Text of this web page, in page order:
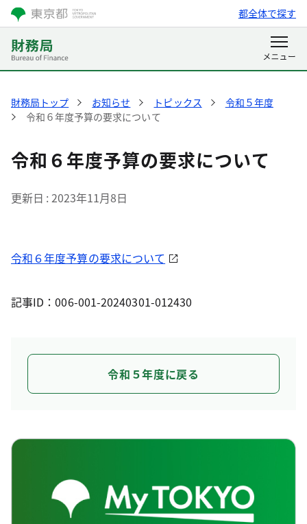
都全体で探す
財務局トップ お知らせ トピックス
令和５年度
令和６年度予算の要求について
令和６年度予算の要求について
更新日 2023年11月8日
令和６年度予算の要求について
記事ID：006-001-20240301-012430
令和５年度に戻る